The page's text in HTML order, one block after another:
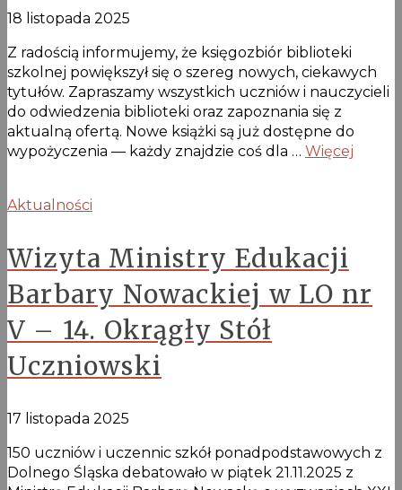
18 listopada 2025
Z radością informujemy, że księgozbiór biblioteki
szkolnej powiększył się o szereg nowych, ciekawych
tytułów. Zapraszamy wszystkich uczniów i nauczycieli
do odwiedzenia biblioteki oraz zapoznania się z
aktualną ofertą. Nowe książki są już dostępne do
wypożyczenia — każdy znajdzie coś dla … Więcej
Aktualności
Wizyta Ministry Edukacji
Barbary Nowackiej w LO nr
V – 14. Okrągły Stół
Uczniowski
17 listopada 2025
150 uczniów i uczennic szkół ponadpodstawowych z
Dolnego Śląska debatowało w piątek 21.11.2025 z